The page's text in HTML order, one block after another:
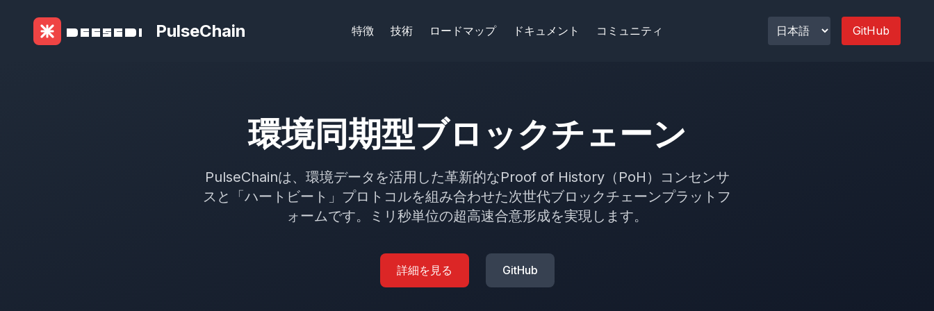
PulseChain 特徴 技術 ロードマップ ドキュメント コミュニティ GitHub
環境同期型ブロックチェーン
PulseChainは、環境データを活用した革新的なProof of History（PoH）コンセンサ
スと「ハートビート」プロトコルを組み合わせた次世代ブロックチェーンプラットフ
ォームです。ミリ秒単位の超高速合意形成を実現します。
詳細を見る GitHub